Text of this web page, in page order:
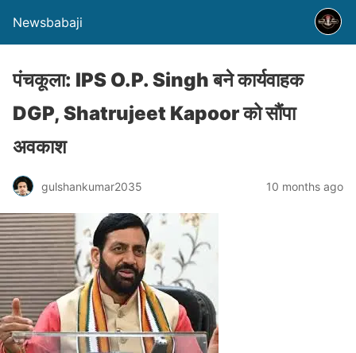
Newsbabaji
पंचकूला: IPS O.P. Singh बने कार्यवाहक
DGP, Shatrujeet Kapoor को सौंपा
अवकाश
gulshankumar2035 10 months ago